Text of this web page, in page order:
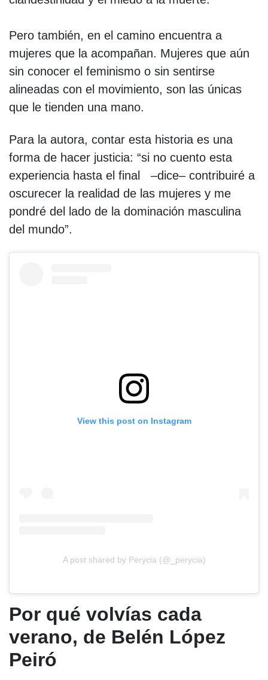
Pero también, en el camino encuentra a
mujeres que la acompañan. Mujeres que aún
sin conocer el feminismo o sin sentirse
alineadas con el movimiento, son las únicas
que le tienden una mano.
Para la autora, contar esta historia es una
forma de hacer justicia: “si no cuento esta
experiencia hasta el final –dice– contribuiré a
oscurecer la realidad de las mujeres y me
pondré del lado de la dominación masculina
del mundo”.
View this post on Instagram
A post shared by Perycia (@_perycia)
Por qué volvías cada
verano, de Belén López
Peiró